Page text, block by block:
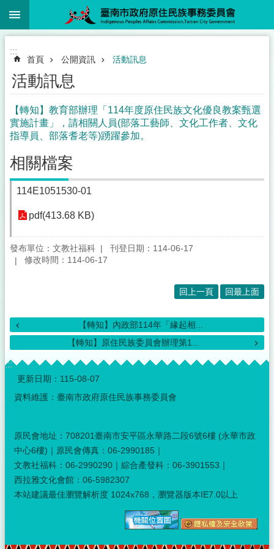
跳到主要內容區塊
:::
首頁 公開資訊 活動訊息
活動訊息
【轉知】教育部辦理「114年度原住民族文化優良教案甄選
實施計畫」，請相關人員(部落工藝師、文化工作者、文化
指導員、部落耆老等)踴躍參加。
相關檔案
114E1051530-01
pdf(413.68 KB)
發布單位：文教社福科
刊登日期：114-06-17
修改時間：114-06-17
回上一頁 回最上面
【轉知】內政部114年「緣起相...
【轉知】原住民族委員會辦理第1...
:::
更新日期： 115-08-07
資料維護：臺南市政府原住民族事務委員會
原民會地址：708201臺南市安平區永華路二段6號6樓 (永華市政
中心6樓)｜原民會傳真：06-2990185｜
文教社福科：06-2990290｜綜合產發科：06-3901553｜
西拉雅文化會館：06-5982307
本站建議最佳瀏覽解析度 1024x768，瀏覽器版本IE7.0以上